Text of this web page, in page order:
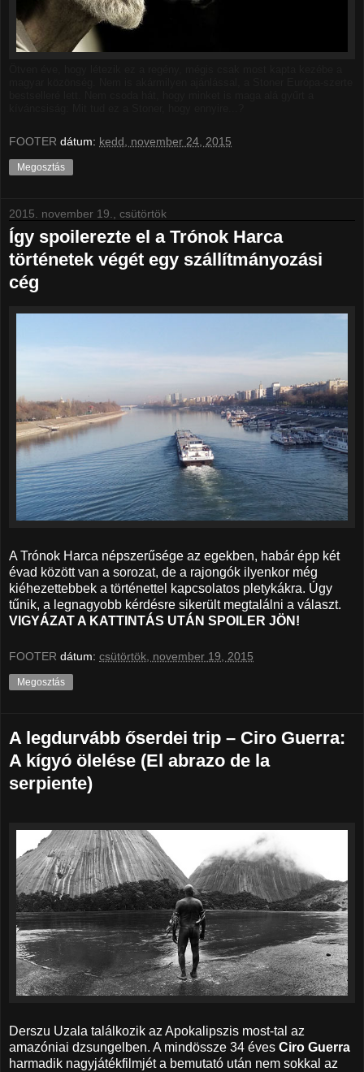
FOOTER dátum: kedd, november 24, 2015
Megosztás
2015. november 19., csütörtök
Így spoilerezte el a Trónok Harca
történetek végét egy szállítmányozási
cég
A Trónok Harca népszerűsége az egekben, habár épp két
évad között van a sorozat, de a rajongók ilyenkor még
kiéhezettebbek a történettel kapcsolatos pletykákra. Úgy
tűnik, a legnagyobb kérdésre sikerült megtalálni a választ.
VIGYÁZAT A KATTINTÁS UTÁN SPOILER JÖN!
FOOTER dátum: csütörtök, november 19, 2015
Megosztás
A legdurvább őserdei trip – Ciro Guerra:
A kígyó ölelése (El abrazo de la
serpiente)
Derszu Uzala találkozik az Apokalipszis most-tal az
amazóniai dzsungelben. A mindössze 34 éves Ciro Guerra
harmadik nagyjátékfilmjét a bemutató után nem sokkal az